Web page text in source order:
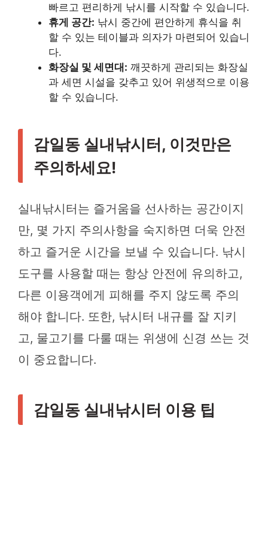
빠르고 편리하게 낚시를 시작할 수 있습니다.
휴게 공간: 낚시 중간에 편안하게 휴식을 취
할 수 있는 테이블과 의자가 마련되어 있습니
다.
화장실 및 세면대: 깨끗하게 관리되는 화장실
과 세면 시설을 갖추고 있어 위생적으로 이용
할 수 있습니다.
감일동 실내낚시터, 이것만은
주의하세요!
실내낚시터는 즐거움을 선사하는 공간이지
만, 몇 가지 주의사항을 숙지하면 더욱 안전
하고 즐거운 시간을 보낼 수 있습니다. 낚시
도구를 사용할 때는 항상 안전에 유의하고,
다른 이용객에게 피해를 주지 않도록 주의
해야 합니다. 또한, 낚시터 내규를 잘 지키
고, 물고기를 다룰 때는 위생에 신경 쓰는 것
이 중요합니다.
감일동 실내낚시터 이용 팁